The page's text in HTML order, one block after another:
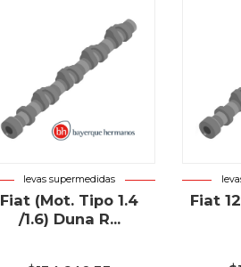
levas supermedidas
Fiat (Mot. Tipo 1.4
/1.6) Duna R...
Fiat